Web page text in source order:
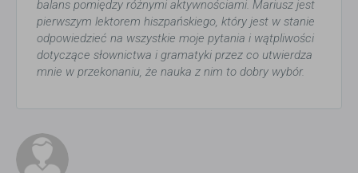
balans pomiędzy różnymi aktywnościami. Mariusz jest
pierwszym lektorem hiszpańskiego, który jest w stanie
odpowiedzieć na wszystkie moje pytania i wątpliwości
dotyczące słownictwa i gramatyki przez co utwierdza
mnie w przekonaniu, że nauka z nim to dobry wybór.